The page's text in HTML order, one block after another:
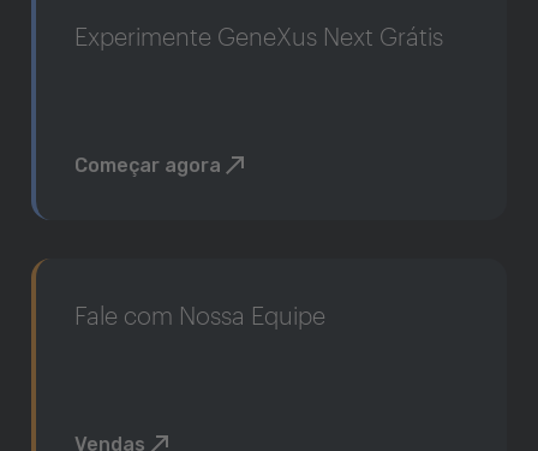
Experimente GeneXus Next Grátis
Começar agora
Fale com Nossa Equipe
Vendas